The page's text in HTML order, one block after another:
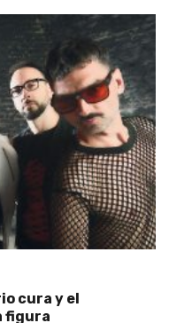
cura y el
figura